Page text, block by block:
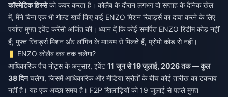
कॉस्मेटिक हिस्सेको कवर करता है। कोलैब के दौरान लगभग दो सप्ताह के दैनिक खेल
में, मैंने बिना एक भी गोल्ड खर्च किए कई ENZO मिशन रिवार्ड्स का दावा करने के लिए
पर्याप्त मुफ्त इवेंट करेंसी अर्जित की। ध्यान दें कि कोई समर्पित ENZO रिडीम कोड नहीं
हैं; मुफ्त रिवार्ड्स मिशन और लॉगिन के माध्यम से मिलते हैं, प्रोमो कोड से नहीं।
ENZO कोलैब कब तक चलेगा?
आधिकारिक पैच नोट्स के अनुसार, इवेंट 11 जून से 19 जुलाई, 2026 तक — कुल
38 दिनचलेगा, जिसमें आधिकारिक और मीडिया स्रोतों के बीच कोई तारीख का टकराव
नहीं है। यह एक अच्छा समय है। F2P खिलाड़ियों को 19 जुलाई से पहले मुफ्त